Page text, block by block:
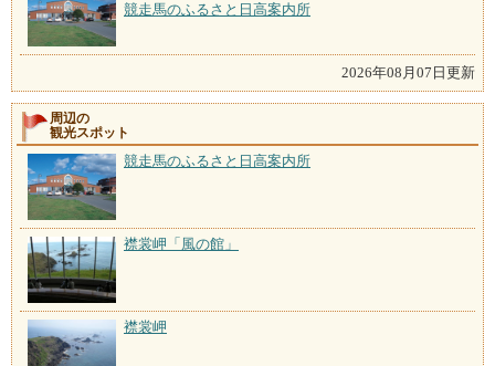
競走馬のふるさと日高案内所
2026年08月07日更新
周辺の
観光スポット
競走馬のふるさと日高案内所
襟裳岬「風の館」
襟裳岬